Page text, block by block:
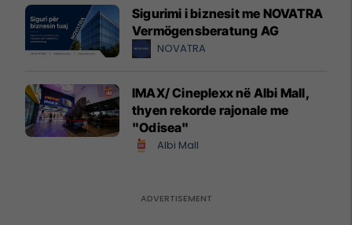
Sigurimi i biznesit me NOVATRA
Vermögensberatung AG
NOVATRA
IMAX/ Cineplexx në Albi Mall,
thyen rekorde rajonale me
"Odisea"
Albi Mall